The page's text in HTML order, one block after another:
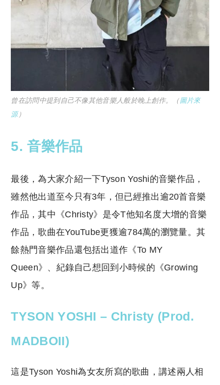
曾在訪問中提到自己不像其他音樂人般於晚上創作。（圖片來
源）
5. 音樂作品
最後，為大家介紹一下Tyson Yoshi的音樂作品，
雖然他出道至今只有3年，但已經推出逾20首音樂
作品，其中《Christy》是令T他知名度大增的音樂
作品，歌曲在YouTube更獲逾784萬的瀏覽量。其
餘熱門音樂作品還包括出道作《To MY
Queen》、紀錄自己想回到小時候的《Growing
Up》等。
TYSON YOSHI – Christy (Prod.
MADBOII)
這是Tyson Yoshi為女友所寫的歌曲，講述兩人相